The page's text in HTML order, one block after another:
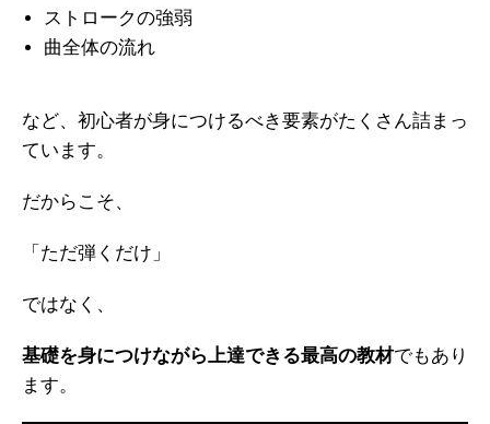
ストロークの強弱
曲全体の流れ
など、初心者が身につけるべき要素がたくさん詰まっ
ています。
だからこそ、
「ただ弾くだけ」
ではなく、
基礎を身につけながら上達できる最高の教材でもあり
ます。